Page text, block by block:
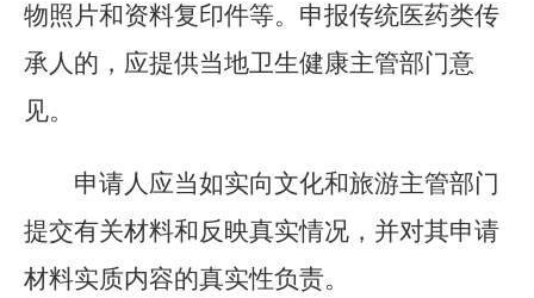
物照片和资料复印件等。申报传统医药类传
承人的，应提供当地卫生健康主管部门意
见。
申请人应当如实向文化和旅游主管部门
提交有关材料和反映真实情况，并对其申请
材料实质内容的真实性负责。